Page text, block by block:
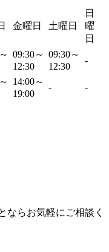
金曜日 土曜日
日
曜
日
09:30～
12:30
09:30～
12:30
-
14:00～
19:00
- -
らお気軽にご相談く